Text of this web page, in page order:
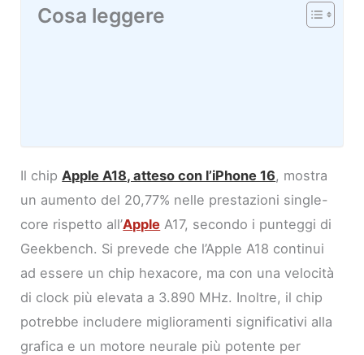
Cosa leggere
Il chipApple A18, atteso con l’iPhone 16, mostra
un aumento del 20,77% nelle prestazioni single-
core rispetto all’Apple A17, secondo i punteggi di
Geekbench. Si prevede che l’Apple A18 continui
ad essere un chip hexacore, ma con una velocità
di clock più elevata a 3.890 MHz. Inoltre, il chip
potrebbe includere miglioramenti significativi alla
grafica e un motore neurale più potente per